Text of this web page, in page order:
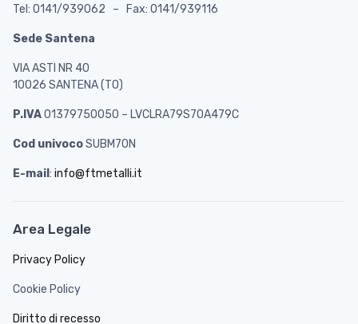
Tel: 0141/939062 – Fax: 0141/939116
Sede Santena
VIA ASTI NR 40
10026 SANTENA (TO)
P.IVA01379750050 – LVCLRA79S70A479C
Cod univocoSUBM70N
E-mail : info@ftmetalli.it
Area Legale
Privacy Policy
Cookie Policy
Diritto di recesso